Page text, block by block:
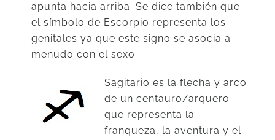
apunta hacia arriba. Se dice también que
el símbolo de Escorpio representa los
genitales ya que este signo se asocia a
menudo con el sexo.
Sagitario es la flecha y arco
de un centauro/arquero
que representa la
franqueza, la aventura y el